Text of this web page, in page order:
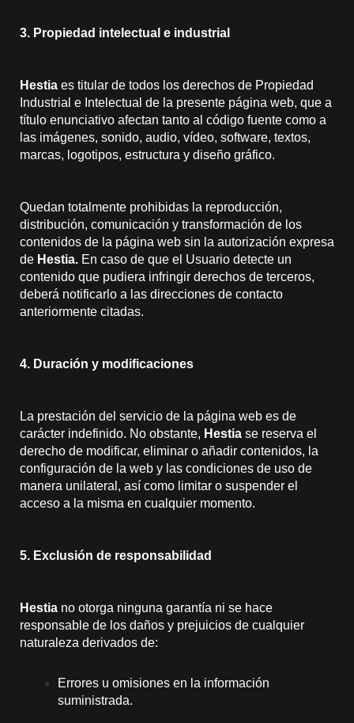
3. Propiedad intelectual e industrial
Hestia es titular de todos los derechos de Propiedad
Industrial e Intelectual de la presente página web, que a
título enunciativo afectan tanto al código fuente como a
las imágenes, sonido, audio, vídeo, software, textos,
marcas, logotipos, estructura y diseño gráfico.
Quedan totalmente prohibidas la reproducción,
distribución, comunicación y transformación de los
contenidos de la página web sin la autorización expresa
de Hestia. En caso de que el Usuario detecte un
contenido que pudiera infringir derechos de terceros,
deberá notificarlo a las direcciones de contacto
anteriormente citadas.
4. Duración y modificaciones
La prestación del servicio de la página web es de
carácter indefinido. No obstante, Hestia se reserva el
derecho de modificar, eliminar o añadir contenidos, la
configuración de la web y las condiciones de uso de
manera unilateral, así como limitar o suspender el
acceso a la misma en cualquier momento.
5. Exclusión de responsabilidad
Hestia no otorga ninguna garantía ni se hace
responsable de los daños y prejuicios de cualquier
naturaleza derivados de:
Errores u omisiones en la información
suministrada.